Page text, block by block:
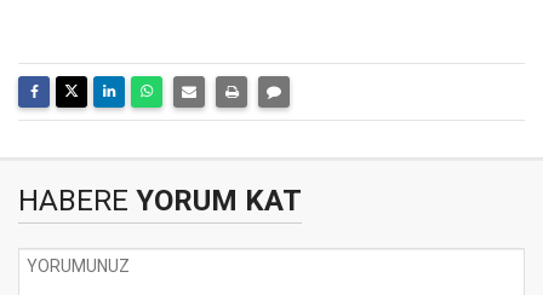
HABERE YORUM KAT